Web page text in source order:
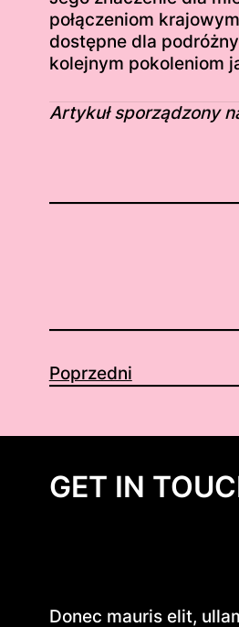
połączeniom
dostępne dla
kolejnym pokoleniom
Artykuł sporządzony
Poprzedni
GET IN
Donec mauris elit,